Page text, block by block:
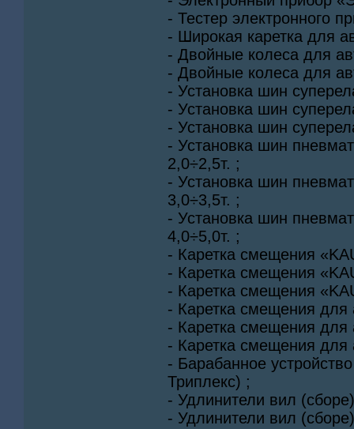
- Тестер электронного
- Широкая каретка для
- Двойные колеса для
- Двойные колеса для
- Установка шин
- Установка шин
- Установка шин
- Установка шин
2,0÷2,5т. ;
- Установка шин
3,0÷3,5т. ;
- Установка шин
4,0÷5,0т. ;
- Каретка смещения
- Каретка смещения
- Каретка смещения
- Каретка смещения для
- Каретка смещения для
- Каретка смещения для
- Барабанное
Триплекс) ;
- Удлинители вил
- Удлинители вил